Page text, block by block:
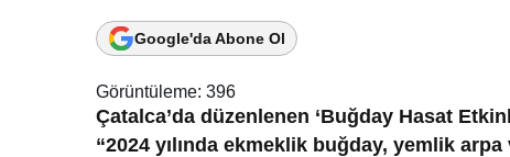
Google'da Abone Ol
Görüntüleme: 396
Çatalca’da düzenlenen ‘Buğday Hasat
“2024 yılında ekmeklik buğday, yemlik